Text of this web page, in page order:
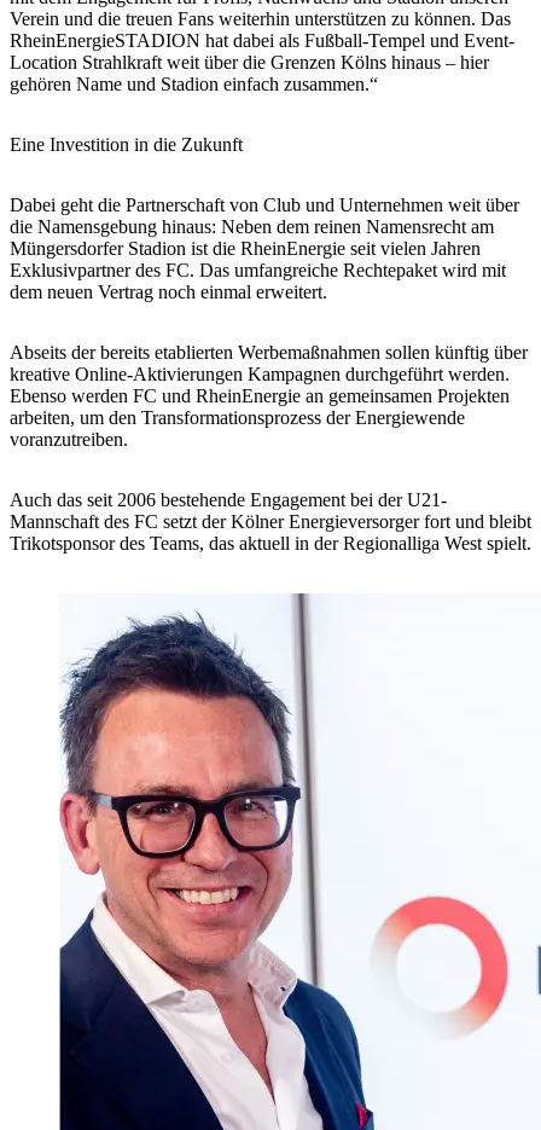
Verein und die treuen Fans weiterhin unterstützen zu können. Das
RheinEnergieSTADION hat dabei als Fußball-Tempel und Event-
Location Strahlkraft weit über die Grenzen Kölns hinaus – hier
gehören Name und Stadion einfach zusammen.“
Eine Investition in die Zukunft
Dabei geht die Partnerschaft von Club und Unternehmen weit über
die Namensgebung hinaus: Neben dem reinen Namensrecht am
Müngersdorfer Stadion ist die RheinEnergie seit vielen Jahren
Exklusivpartner des FC. Das umfangreiche Rechtepaket wird mit
dem neuen Vertrag noch einmal erweitert.
Abseits der bereits etablierten Werbemaßnahmen sollen künftig über
kreative Online-Aktivierungen Kampagnen durchgeführt werden.
Ebenso werden FC und RheinEnergie an gemeinsamen Projekten
arbeiten, um den Transformationsprozess der Energiewende
voranzutreiben.
Auch das seit 2006 bestehende Engagement bei der U21-
Mannschaft des FC setzt der Kölner Energieversorger fort und bleibt
Trikotsponsor des Teams, das aktuell in der Regionalliga West spielt.